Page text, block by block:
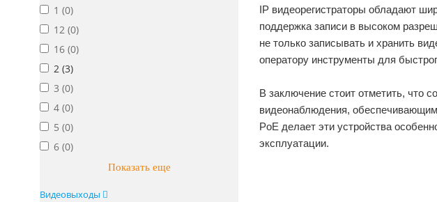
1 (0)
12 (0)
16 (0)
2 (3)
3 (0)
4 (0)
5 (0)
6 (0)
Показать еще
Видеовыходы
IP видеорегистраторы обладают
поддержка записи в высоком
не только записывать и хранить
оператору инструменты для
В заключение стоит отметить, что
видеонаблюдения,
PoE делает эти устройства
эксплуатации.